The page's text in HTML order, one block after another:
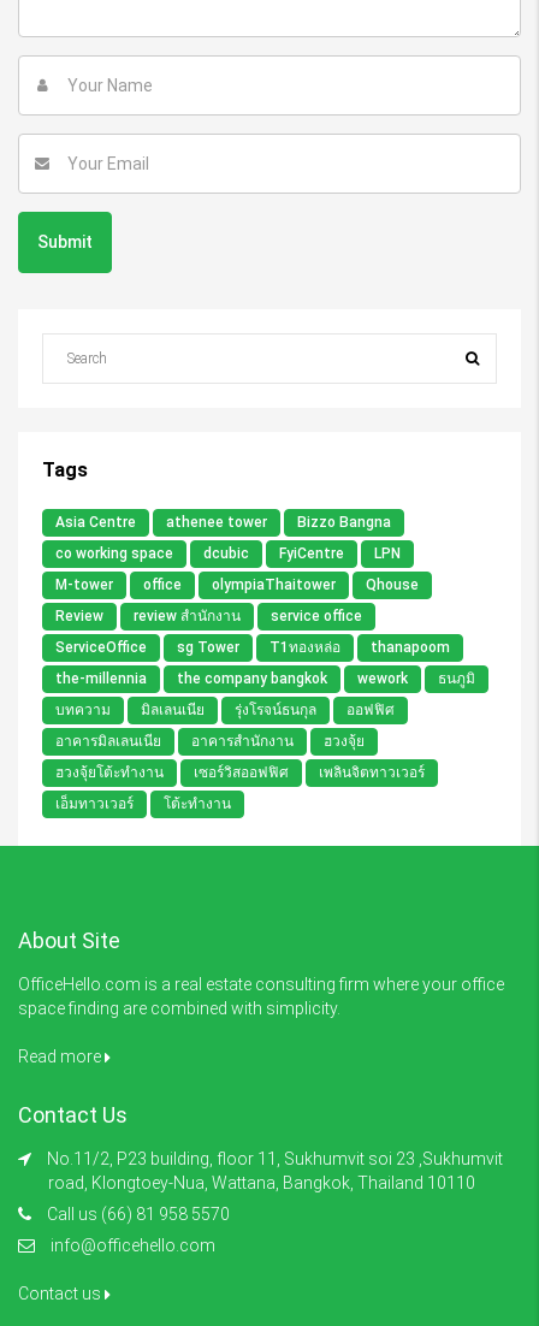
Tags
Asia Centre athenee tower
Bizzo Bangna
co working space
dcubic FyiCentre
LPN
M-tower
office olympiaThaitower
Qhouse
Review
review สำนักงาน
service office
ServiceOffice
sg Tower T1ทองหล่อ
thanapoom
the-millennia
the company bangkok wework
ธนภูมิ
บทความ
มิลเลนเนีย รุ่งโรจน์ธนกุล
ออฟฟิศ
อาคารมิลเลนเนีย
อาคารสำนักงาน
ฮวงจุ้ย
ฮวงจุ้ยโต้ะทำงาน
เซอร์วิสออฟฟิศ
เพลินจิตทาวเวอร์
เอ็มทาวเวอร์
โต้ะทำงาน
About Site
OfficeHello.com is a real estate consulting firm where your office
space finding are combined with simplicity.
Read more
Contact Us
No.11/2, P23 building, floor 11, Sukhumvit soi 23 ,Sukhumvit
road, Klongtoey-Nua, Wattana, Bangkok, Thailand 10110
Call us (66) 81 958 5570
info@officehello.com
Contact us